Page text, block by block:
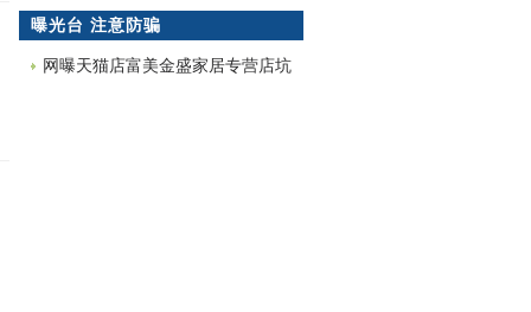
制广受争议 但现实却没有几家公司
因其倒闭
曝光台 注意防骗
网曝天猫店富美金盛家居专营店坑